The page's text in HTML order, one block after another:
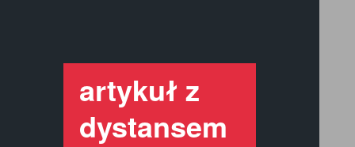
artykuł z
dystansem